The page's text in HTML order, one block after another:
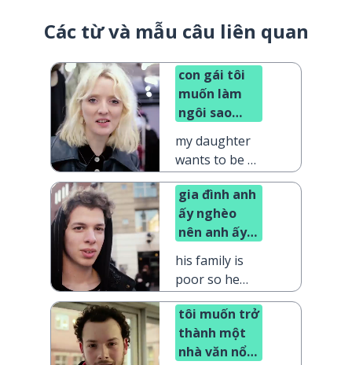
Các từ và mẫu câu liên quan
con gái tôi
muốn làm
ngôi sao
my daughter
wants to be a
pop star
gia đình anh
ấy nghèo
nên anh ấy
his family is
poor so he
wants to be
rich
tôi muốn trở
thành một
nhà văn nổi